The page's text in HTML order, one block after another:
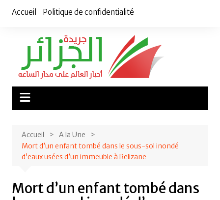
Accueil Politique de confidentialité
Accueil
A la Une
Mort d’un enfant tombé dans le sous-sol inondé
d’eaux usées d’un immeuble à Relizane
Mort d’un enfant tombé dans